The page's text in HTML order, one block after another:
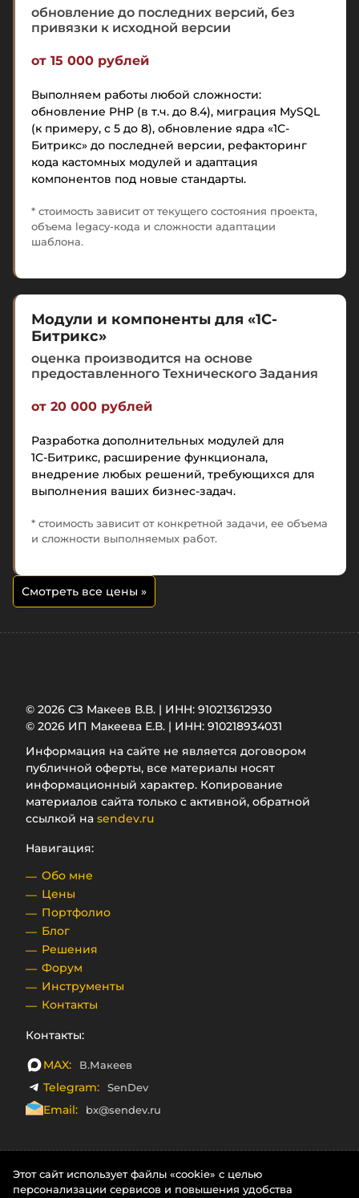
обновление до последних версий, без
привязки к исходной версии
от 15 000 рублей
Выполняем работы любой сложности:
обновление PHP (в т.ч. до 8.4), миграция MySQL
(к примеру, с 5 до 8), обновление ядра «1С-
Битрикс» до последней версии, рефакторинг
кода кастомных модулей и адаптация
компонентов под новые стандарты.
* стоимость зависит от текущего состояния проекта,
объема legacy-кода и сложности адаптации
шаблона.
Модули и компоненты для «1С-
Битрикс»
оценка производится на основе
предоставленного Технического Задания
от 20 000 рублей
Разработка дополнительных модулей для
1С-Битрикс, расширение функционала,
внедрение любых решений, требующихся для
выполнения ваших бизнес-задач.
* стоимость зависит от конкретной задачи, ее объема
и сложности выполняемых работ.
Смотреть все цены »
© 2026 СЗ Макеев В.В. | ИНН: 910213612930
© 2026 ИП Макеева Е.В. | ИНН: 910218934031
Информация на сайте не является договором
публичной оферты, все материалы носят
информационный характер. Копирование
материалов сайта только с активной, обратной
ссылкой на sendev.ru
Навигация:
Обо мне
Цены
Портфолио
Блог
Решения
Форум
Инструменты
Контакты
Контакты:
MAX: В.Макеев
Telegram: SenDev
Email: bx@sendev.ru
Этот сайт использует файлы «cookie» с целью
персонализации сервисов и повышения удобства